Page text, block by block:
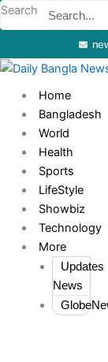
Skip
to
Search
Home
Bangladesh
World
Health
Sports
LifeStyle
Showbiz
Technology
More
Updates
News